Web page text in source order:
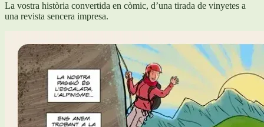
La vostra història convertida en còmic, d’una tirada de vinyetes a
una revista sencera impresa.